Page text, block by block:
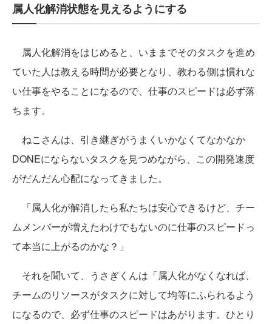
属人化解消状態を見えるようにする
属人化解消をはじめると、いままでそのタスクを進め
ていた人は教える時間が必要となり、教わる側は慣れな
い仕事をやることになるので、仕事のスピードは必ず落
ちます。
ねこさんは、引き継ぎがうまくいかなくてなかなか
DONEにならないタスクを見つめながら、この開発速度
がだんだん心配になってきました。
「属人化が解消したら私たちは安心できるけど、チー
ムメンバーが増えたわけでもないのに仕事のスピードっ
て本当に上がるのかな？」
それを聞いて、うさぎくんは「属人化がなくなれば、
チームのリソースがタスクに対して均等にふられるよう
になるので、必ず仕事のスピードはあがります。ひとり